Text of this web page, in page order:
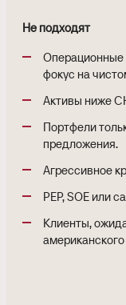
Не подходят
Операционные
фокус на
Активы ниже
Портфели
предложения.
Агрессивное
PEP, SOE или
Клиенты,